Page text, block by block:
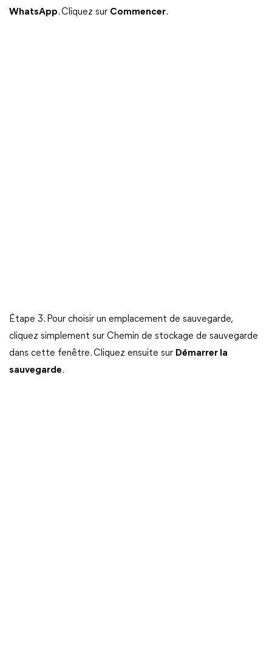
WhatsApp. Cliquez sur Commencer.
Étape 3. Pour choisir un emplacement de sauvegarde,
cliquez simplement sur Chemin de stockage de sauvegarde
dans cette fenêtre. Cliquez ensuite sur Démarrer la
sauvegarde.